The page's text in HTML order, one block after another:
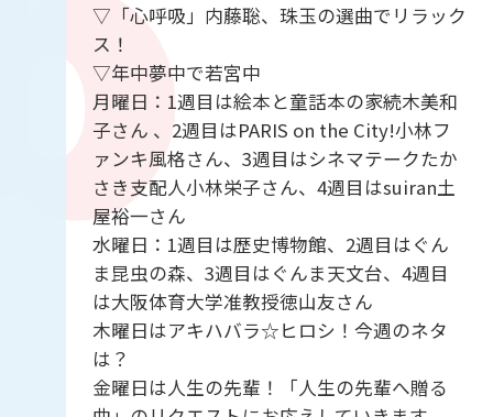
▽「心呼吸」内藤聡、珠玉の選曲でリラック
ス！
▽年中夢中で若宮中
月曜日：1週目は絵本と童話本の家続木美和
子さん 、2週目はPARIS on the City!小林フ
ァンキ風格さん、3週目はシネマテークたか
さき支配人小林栄子さん、4週目はsuiran土
屋裕一さん
水曜日：1週目は歴史博物館、2週目はぐん
ま昆虫の森、3週目はぐんま天文台、4週目
は大阪体育大学准教授徳山友さん
木曜日はアキハバラ☆ヒロシ！今週のネタ
は？
金曜日は人生の先輩！「人生の先輩へ贈る